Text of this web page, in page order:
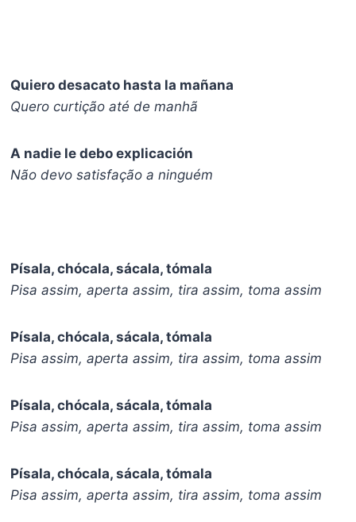
Quiero desacato hasta la mañana
Quero curtição até de manhã
A nadie le debo explicación
Não devo satisfação a ninguém
Písala, chócala, sácala, tómala
Pisa assim, aperta assim, tira assim, toma assim
Písala, chócala, sácala, tómala
Pisa assim, aperta assim, tira assim, toma assim
Písala, chócala, sácala, tómala
Pisa assim, aperta assim, tira assim, toma assim
Písala, chócala, sácala, tómala
Pisa assim, aperta assim, tira assim, toma assim